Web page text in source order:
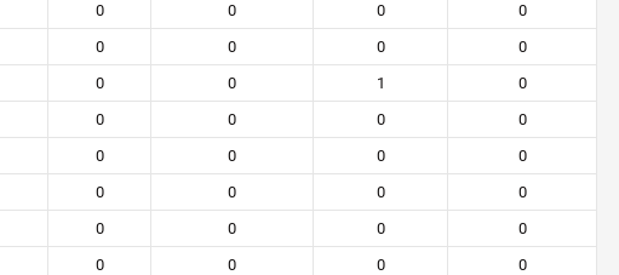
0 0 0
0
0 0 0
0
0 0 1
0
0 0 0
0
0 0 0
0
0 0 0
0
0 0 0
0
0 0 0
0